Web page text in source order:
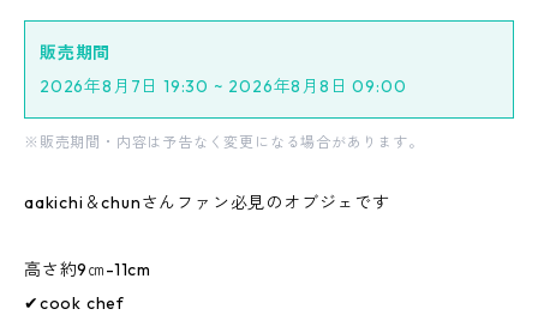
販売期間
2026年8月7日 19:30 ~ 2026年8月8日 09:00
※販売期間・内容は予告なく変更になる場合があります。
aakichi＆chunさんファン必見のオブジェです
高さ約9㎝-11cm
✔︎︎︎︎cook chef